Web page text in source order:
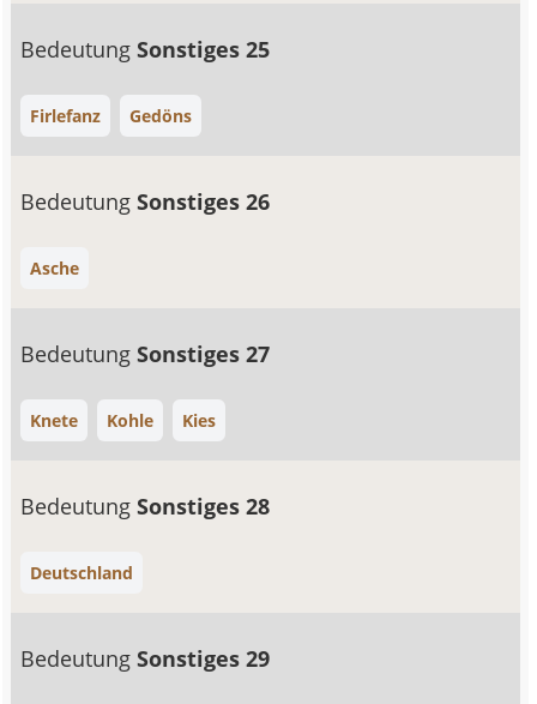
BedeutungSonstiges 25
Firlefanz Gedöns
BedeutungSonstiges 26
Asche
BedeutungSonstiges 27
Knete Kohle Kies
BedeutungSonstiges 28
Deutschland
BedeutungSonstiges 29